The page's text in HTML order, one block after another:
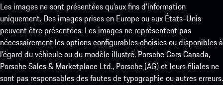
Les images ne sont présentées qu’aux fins d’information
uniquement. Des images prises en Europe ou aux États-Unis
peuvent être présentées. Les images ne représentent pas
nécessairement les options configurables choisies ou disponibles à
l’égard du véhicule ou du modèle illustré. Porsche Cars Canada,
Porsche Sales & Marketplace Ltd., Porsche (AG) et leurs filiales ne
sont pas responsables des fautes de typographie ou autres erreurs.